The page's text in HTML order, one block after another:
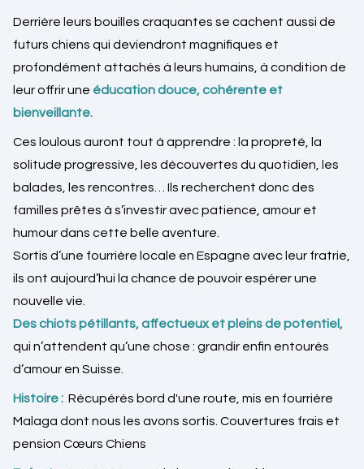
Derrière leurs bouilles craquantes se cachent aussi de
futurs chiens qui deviendront magnifiques et
profondément attachés à leurs humains, à condition de
leur offrir une éducation douce, cohérente et
bienveillante.
Ces loulous auront tout à apprendre : la propreté, la
solitude progressive, les découvertes du quotidien, les
balades, les rencontres… Ils recherchent donc des
familles prêtes à s’investir avec patience, amour et
humour dans cette belle aventure.
Sortis d’une fourrière locale en Espagne avec leur fratrie,
ils ont aujourd’hui la chance de pouvoir espérer une
nouvelle vie.
Des chiots pétillants, affectueux et pleins de potentiel,
qui n’attendent qu’une chose : grandir enfin entourés
d’amour en Suisse.
Histoire : Récupérés bord d'une route, mis en fourrière
Malaga dont nous les avons sortis. Couvertures frais et
pension Cœurs Chiens